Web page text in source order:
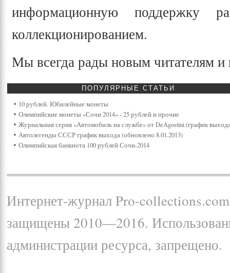
информационную поддержку
коллекционированием.
Мы всегда рады новым читателям
ПОПУЛЯРНЫЕ СТАТЬИ
10 рублей. Юбилейные монеты
Олимпийские монеты «Сочи 2014» - 25 рублей и прочие
Журнальная серия «Автомобиль на службе» от DeAgostini (график
Автолегенды СССР график выхода (обновлено 8.01.2013)
Олимпийская банкнота 100 рублей Сочи-2014
Интернет-журнал Pro-
защищены 2010—2016.
администрации ресурса, запрещено.